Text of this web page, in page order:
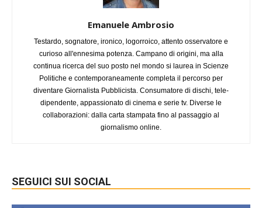
Emanuele Ambrosio
Testardo, sognatore, ironico, logorroico, attento osservatore e
curioso all'ennesima potenza. Campano di origini, ma alla
continua ricerca del suo posto nel mondo si laurea in Scienze
Politiche e contemporaneamente completa il percorso per
diventare Giornalista Pubblicista. Consumatore di dischi, tele-
dipendente, appassionato di cinema e serie tv. Diverse le
collaborazioni: dalla carta stampata fino al passaggio al
giornalismo online.
SEGUICI SUI SOCIAL